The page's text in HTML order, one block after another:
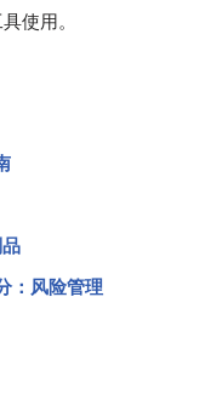
使用。
：风险管理